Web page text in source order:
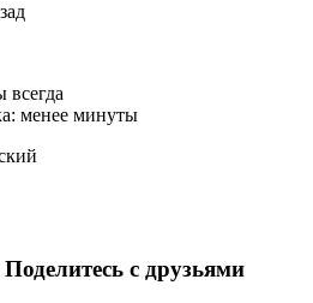
всегда
менее минуты
с друзьями